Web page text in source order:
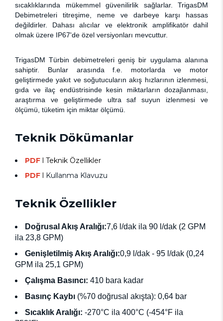
sıcaklıklarında mükemmel güvenilirlik sağlarlar. TrigasDM
Debimetreleri titreşime, neme ve darbeye karşı hassas
değildirler. Dahası alıcılar ve elektronik amplifikatör dahil
olmak üzere IP67'de özel versiyonları mevcuttur.
TrigasDM Türbin debimetreleri geniş bir uygulama alanına
sahiptir. Bunlar arasında f.e. motorlarda ve motor
geliştirmede yakıt ve soğutucuların akış hızlarının izlenmesi,
gıda ve ilaç endüstrisinde kesin miktarların dozajlanması,
araştırma ve geliştirmede ultra saf suyun izlenmesi ve
ölçümü, tüketim için miktar ölçümü.
Teknik Dökümanlar
PDF l Teknik Özellikler
PDF l Kullanma Klavuzu
Teknik Özellikler
Doğrusal Akış Aralığı:7,6 l/dak ila 90 l/dak (2 GPM
ila 23,8 GPM)
Genişletilmiş Akış Aralığı:0,9 l/dak - 95 l/dak (0,24
GPM ila 25,1 GPM)
Çalışma Basıncı: 410 bara kadar
Basınç Kaybı (%70 doğrusal akışta): 0,64 bar
Sıcaklık Aralığı: -270°C ila 400°C (-454°F ila